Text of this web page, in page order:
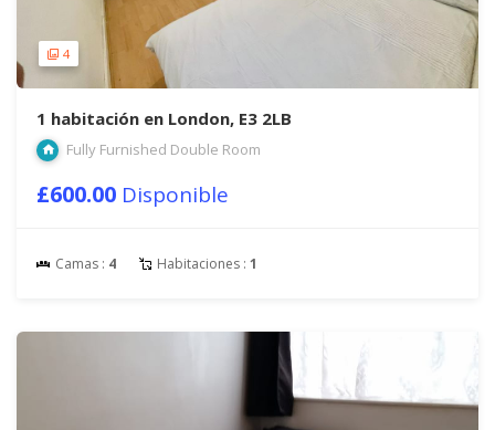
4
1 habitación en London, E3 2LB
Fully Furnished Double Room
£600.00 Disponible
Camas : 4 Habitaciones : 1